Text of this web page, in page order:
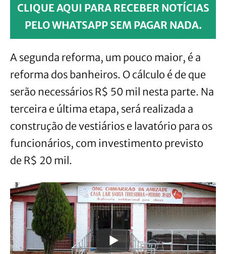
CLIQUE AQUI PARA RECEBER NOTÍCIAS
PELO WHATSAPP SEM PAGAR NADA.
A segunda reforma, um pouco maior, é a
reforma dos banheiros. O cálculo é de que
serão necessários R$ 50 mil nesta parte. Na
terceira e última etapa, será realizada a
construção de vestiários e lavatório para os
funcionários, com investimento previsto
de R$ 20 mil.